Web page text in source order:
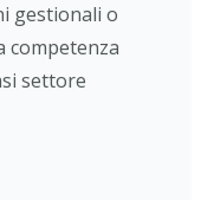
gestionali o
competenza
settore